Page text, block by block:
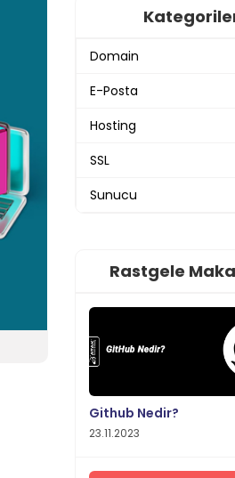
Domain
E-Posta
Hosting
SSL
Sunucu
Rastgele
Github Nedir?
23.11.2023